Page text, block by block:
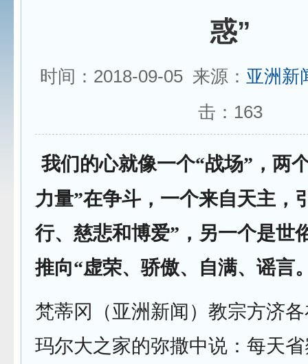
惑”
时间：2018-09-05 来源： 亚洲新
击： 163
我们的心就像一个“战场”，两
力量”在争斗，一个来自天主，
行、慈悲和博爱”，另一个是世
推向“虚荣、骄傲、自满、谣言
梵蒂冈（亚洲新闻）教宗方济
玛尔大之家的弥撒中说：每天